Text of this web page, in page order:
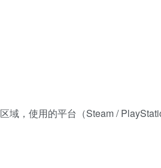
，使用的平台（Steam /